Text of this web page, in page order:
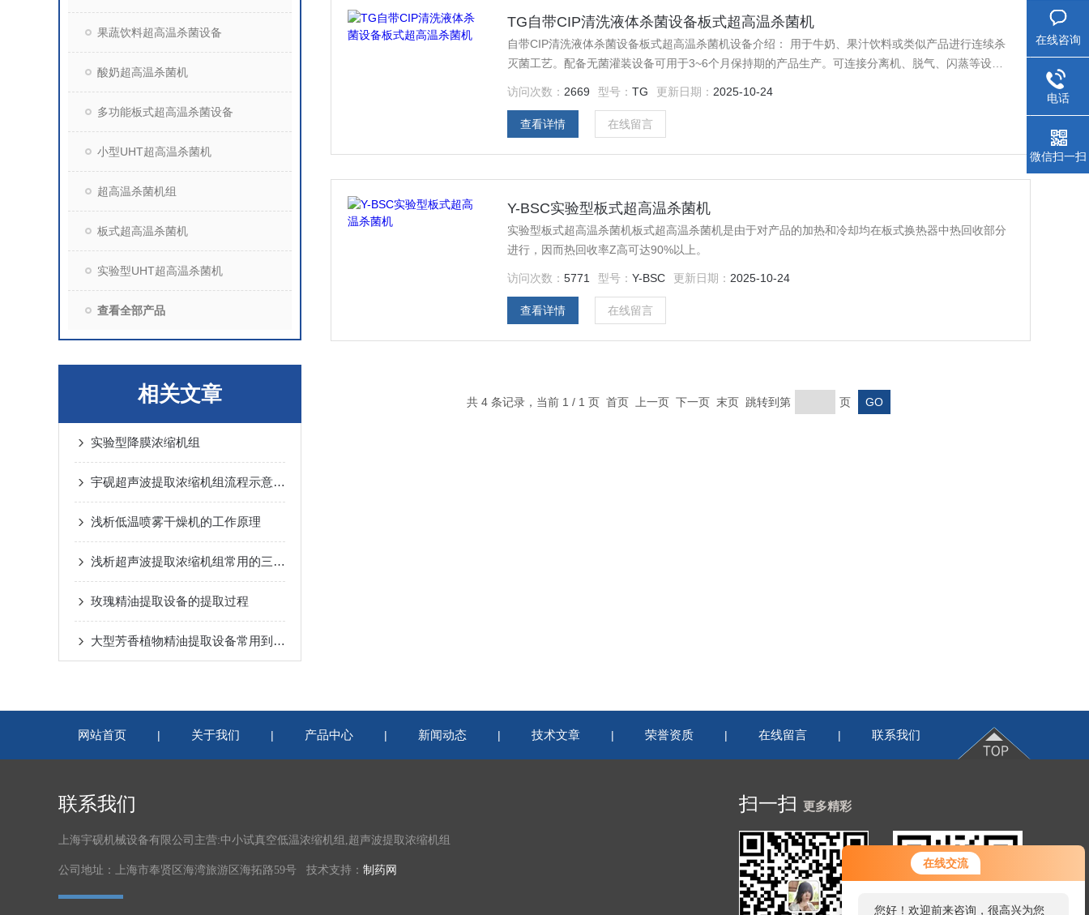
在线交流
您好！欢迎前来咨询，很高兴为您
果蔬饮料超高温杀菌设备
酸奶超高温杀菌机
多功能板式超高温杀菌设备
小型UHT超高温杀菌机
超高温杀菌机组
板式超高温杀菌机
实验型UHT超高温杀菌机
查看全部产品
相关文章
实验型降膜浓缩机组
宇砚超声波提取浓缩机组流程示意图介绍
浅析低温喷雾干燥机的工作原理
浅析超声波提取浓缩机组常用的三种提取方法
玫瑰精油提取设备的提取过程
大型芳香植物精油提取设备常用到的两种操作方法讲解
TG自带CIP清洗液体杀菌设备板式超高温杀菌机
自带CIP清洗液体杀菌设备板式超高温杀菌机设备介绍： 用于牛奶、果汁饮料或类似产品进行连续杀
灭菌工艺。配备无菌灌装设备可用于3~6个月保持期的产品生产。可连接分离机、脱气、闪蒸等设
热回收率较高可达90%以上。
访问次数： 2669 型号：TG 更新日期： 2025-10-24
查看详情 在线留言
Y-BSC实验型板式超高温杀菌机
实验型板式超高温杀菌机板式超高温杀菌机是由于对产品的加热和冷却均在板式换热器中热回收部分
进行，因而热回收率Z高可达90%以上。
访问次数：5771 型号：Y-BSC 更新日期： 2025-10-24
查看详情 在线留言
共 4 条记录，当前 1 / 1 页 首页 上一页 下一页 末页 跳转到第 页
网站首页 | 关于我们 | 产品中心 | 新闻动态 | 技术文章 | 荣誉资质 | 在线留言 | 联系我们
联系我们
上海宇砚机械设备有限公司主营:中小试真空低温浓缩机组,超声波提取浓缩机组
公司地址：上海市奉贤区海湾旅游区海拓路59号 技术支持： 制药网
扫一扫 更多精彩
在线咨询
电话
微信扫一扫